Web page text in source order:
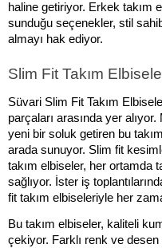
haline getiriyor. Erkek takım
sunduğu seçenekler, stil
almayı hak ediyor.
Slim Fit Takım
Süvari Slim Fit Takım
parçaları arasında yer
yeni bir soluk getiren bu
arada sunuyor. Slim fit
takım elbiseler, her ortamda
sağlıyor. İster iş
fit takım elbiseleriyle her
Bu takım elbiseler, kaliteli
çekiyor. Farklı renk ve